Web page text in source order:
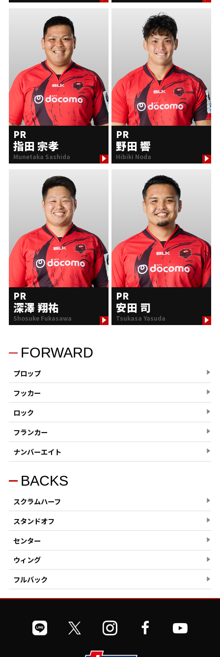
PR
指田 宗孝
Munetaka Sashida
PR
野田 響
Hibiki Noda
PR
深澤 翔祐
Shosuke Fukasawa
PR
安田 司
Tsukasa Yasuda
FORWARD
プロップ
フッカー
ロック
フランカー
ナンバーエイト
BACKS
スクラムハーフ
スタンドオフ
センター
ウィング
フルバック